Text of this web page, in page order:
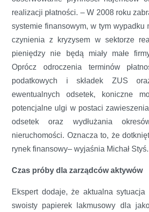
realizacji płatności. – W 2008 roku
systemie finansowym, w tym wypadku
czynienia z kryzysem w sektorze
pieniędzy nie będą miały małe
Oprócz odroczenia terminów
podatkowych i składek ZUS
ewentualnych odsetek, koniczne
potencjalne ulgi w postaci
odsetek oraz wydłużania
nieruchomości. Oznacza to, że
rynek finansowy– wyjaśnia Michał Styś.
Czas próby dla zarządców aktywów
Ekspert dodaje, że aktualna sytuacja
swoisty papierek lakmusowy dla